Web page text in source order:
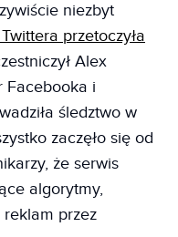
niezbyt
przetoczyła
Alex
Facebooka i
śledztwo w
zaczęło się od
że serwis
algorytmy,
przez